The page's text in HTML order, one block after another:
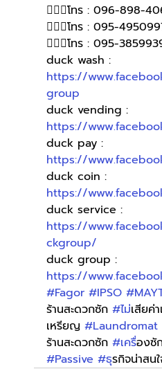
🙋🏻‍♀โทร : 096-898-
🙋🏻‍♀โทร : 095-
🙋🏻‍♀️โทร : 095-
duck wash :
https://
group
duck vending :
https://
duck pay :
https://
duck coin :
https://
duck service :
https://
ckgroup/
duck group :
https://
#Fagor #IPSO
ร้านสะดวกซัก #ไมเสียค่
เหรียญ #Laundromat
ร้านสะดวกซัก #เครองซั
#Passive #ธรกิจน่าสน